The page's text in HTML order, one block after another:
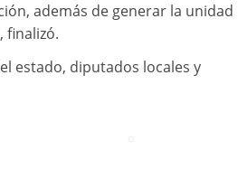
además de generar la unidad
finalizó.
estado, diputados locales y